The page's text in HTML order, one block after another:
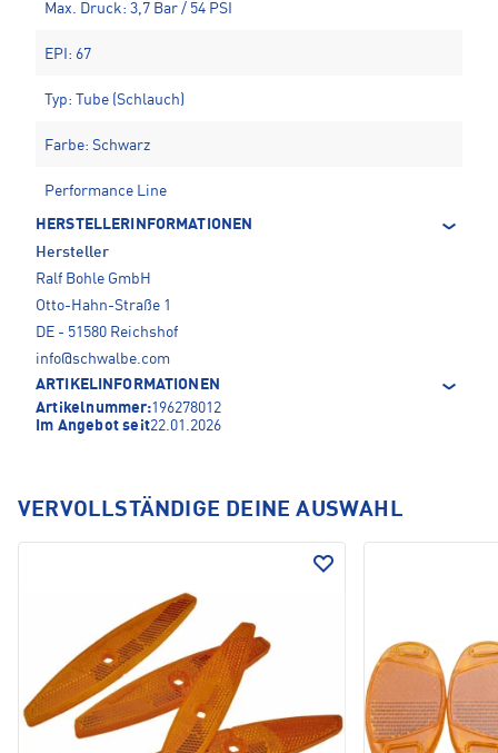
Max. Druck: 3,7 Bar / 54 PSI
EPI: 67
Typ: Tube (Schlauch)
Farbe: Schwarz
Performance Line
HERSTELLERINFORMATIONEN
Hersteller
Ralf Bohle GmbH
Otto-Hahn-Straße 1
DE - 51580 Reichshof
info@schwalbe.com
ARTIKELINFORMATIONEN
Artikelnummer:196278012
Im Angebot seit22.01.2026
VERVOLLSTÄNDIGE DEINE AUSWAHL